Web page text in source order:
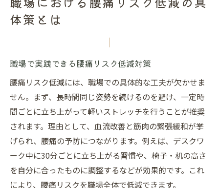
体策とは
職場で実践できる腰痛リスク低減対策
腰痛リスク低減には、職場での具体的な工夫が欠かせま
せん。まず、長時間同じ姿勢を続けるのを避け、一定時
間ごとに立ち上がって軽いストレッチを行うことが推奨
されます。理由として、血流改善と筋肉の緊張緩和が挙
げられ、腰痛の予防につながります。例えば、デスクワ
ーク中に30分ごとに立ち上がる習慣や、椅子・机の高さ
を自分に合ったものに調整するなどが効果的です。これ
により、腰痛リスクを職場全体で低減できます。